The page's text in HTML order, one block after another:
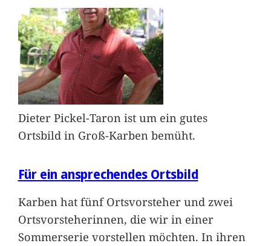
Dieter Pickel-Taron ist um ein gutes
Ortsbild in Groß-Karben bemüht.
Für ein ansprechendes Ortsbild
Karben hat fünf Ortsvorsteher und zwei
Ortsvorsteherinnen, die wir in einer
Sommerserie vorstellen möchten. In ihren